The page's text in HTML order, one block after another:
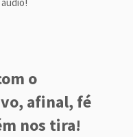
o
afinal, fé
nos tira!